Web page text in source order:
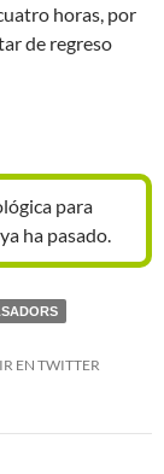
horas, por
de regreso
para
ha pasado.